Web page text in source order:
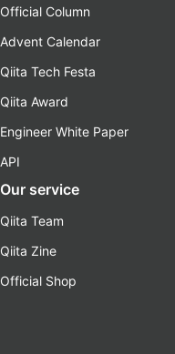
Official Column
Advent Calendar
Qiita Tech Festa
Qiita Award
Engineer White Paper
API
Our service
Qiita Team
Qiita Zine
Official Shop